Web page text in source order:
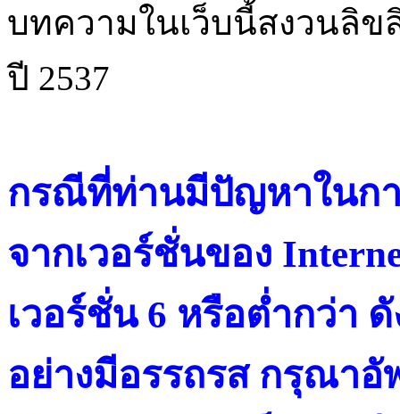
บทความในเว็บนี้สงวนลิ
ปี 2537
กรณีที่ท่านมีปัญหาในกา
จากเวอร์ชั่นของ
เวอร์ชั่น 6 หรือต่ำกว่า
อย่างมีอรรถรส กรุณาอั